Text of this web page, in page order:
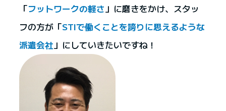
「フットワークの軽さ」に磨きをかけ、スタッ
フの方が「STIで働くことを誇りに思えるような
派遣会社」にしていきたいですね！